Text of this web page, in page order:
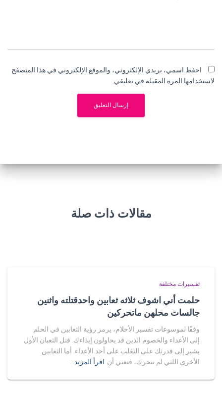
احفظ اسمي، بريدي الإلكتروني، والموقع الإلكتروني في هذا المتصفح
لاستخدامها المرة المقبلة في تعليقي.
مقالات ذات صلة
تفسيرات مختلفة
حلمت أني اشوف ثلاثه ثعابين واحدقتلته واثنين
جالسات محلهن ماتحركين
وفقًا لموسوعات تفسير الأحلام، يرمز رؤية الثعابين في الحلم
إلى الأعداء والخصوم الذين قد يحاولون إيذاءك. قتل الثعبان الأول
يشير إلى قدرتك على التغلب على أحد الأعداء. أما الثعابين
الأخرى اللتي لم تتحرك، فتعني أن اقرأ المزيد…